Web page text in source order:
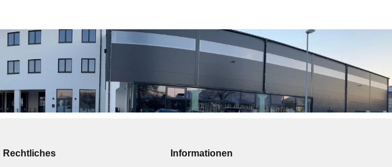
Rechtliches Informationen